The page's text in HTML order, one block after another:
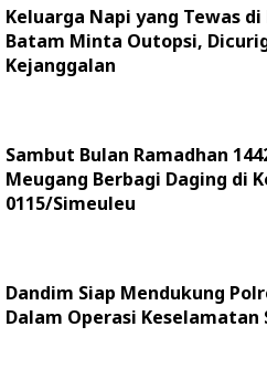
Keluarga Napi yang Tewas di
Batam Minta Outopsi,
Kejanggalan
Sambut Bulan Ramadhan
Meugang Berbagi Daging di
0115/Simeuleu
Dandim Siap Mendukung
Dalam Operasi Keselamatan